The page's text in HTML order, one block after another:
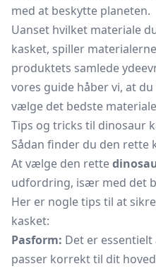
med at beskytte planeten.
Uanset hvilket materiale
kasket, spiller
produktets samlede
vores guide håber vi, at
vælge det bedste
Tips og tricks til dinosaur
Sådan finder du den rette
At vælge den rette
udfordring, især med det
Her er nogle tips til at
kasket:
Pasform: Det er
passer korrekt til dit